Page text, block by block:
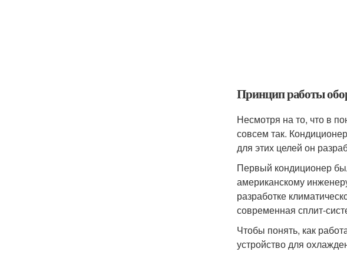
Принцип работы
Несмотря на то, что в
совсем так.
для этих целей он
Первый кондиционер
американскому
разработке
современная сплит-
Чтобы понять, как
устройство для